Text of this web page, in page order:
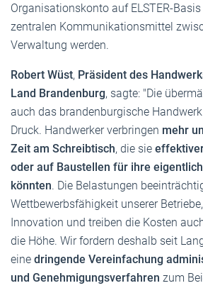
Organisationskonto auf ELSTER-
zentralen Kommunikationsmittel
Verwaltung werden.
Robert Wüst, Präsident des
Land Brandenburg, sagte: "Die
auch das brandenburgische
Druck. Handwerker verbringen mehr
Zeit am Schreibtisch, die sie
oder auf Baustellen für ihre
könnten. Die Belastungen
Wettbewerbsfähigkeit unserer
Innovation und treiben die Kosten
die Höhe. Wir fordern deshalb seit
eine dringende Vereinfachung
und Genehmigungsverfahren zum